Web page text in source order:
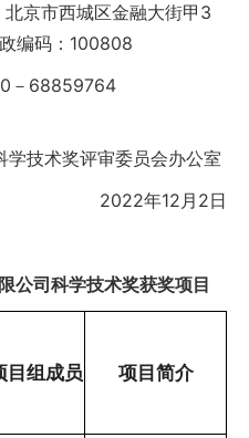
京市西城区金融大街甲3
编码：100808
－68859764
学技术奖评审委员会办公室
2022年12月2日
公司科学技术奖获奖项目
目组成员 项目简介